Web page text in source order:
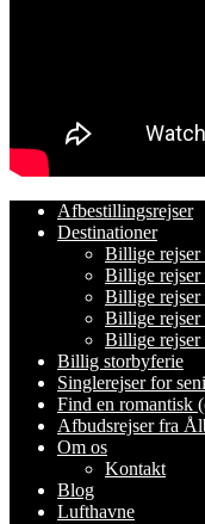
Afbestillingsrejser
Destinationer
Billige
Billige
Billige
Billige rejser
Billige
Billig storbyferie
Singlerejser for
Find en romantisk
Afbudsrejser fra
Om os
Kontakt
Blog
Lufthavne